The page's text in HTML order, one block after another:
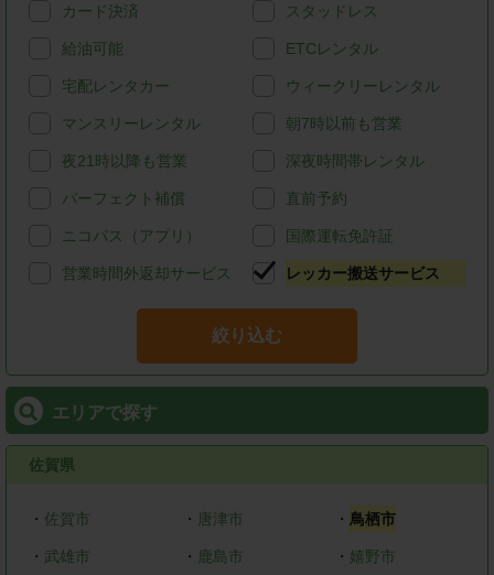
カード決済 スタッドレス
給油可能 ETCレンタル
宅配レンタカー ウィークリーレンタル
マンスリーレンタル 朝7時以前も営業
夜21時以降も営業 深夜時間帯レンタル
パーフェクト補償 直前予約
ニコパス（アプリ） 国際運転免許証
営業時間外返却サービス レッカー搬送サービス
絞り込む
エリアで探す
佐賀県
・ 佐賀市 ・ 唐津市 ・ 鳥栖市
・ 武雄市 ・ 鹿島市 ・ 嬉野市